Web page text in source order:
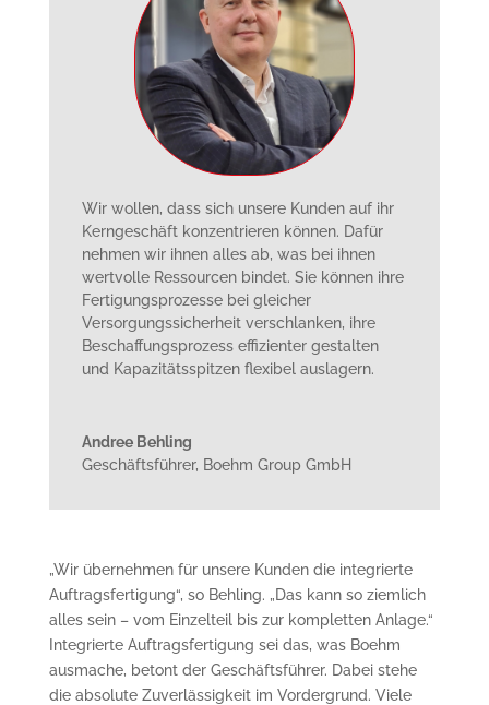
Wir wollen, dass sich unsere Kunden auf ihr
Kerngeschäft konzentrieren können. Dafür
nehmen wir ihnen alles ab, was bei ihnen
wertvolle Ressourcen bindet. Sie können ihre
Fertigungsprozesse bei gleicher
Versorgungssicherheit verschlanken, ihre
Beschaffungsprozess effizienter gestalten
und Kapazitätsspitzen flexibel auslagern.
Andree Behling
Geschäftsführer, Boehm Group GmbH
„Wir übernehmen für unsere Kunden die integrierte
Auftragsfertigung“, so Behling. „Das kann so ziemlich
alles sein – vom Einzelteil bis zur kompletten Anlage.“
Integrierte Auftragsfertigung sei das, was Boehm
ausmache, betont der Geschäftsführer. Dabei stehe
die absolute Zuverlässigkeit im Vordergrund. Viele